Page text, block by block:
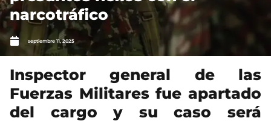
narcotráfico
septiembre 11, 2025
Inspector general de las
Fuerzas Militares fue apartado
del cargo y su caso será